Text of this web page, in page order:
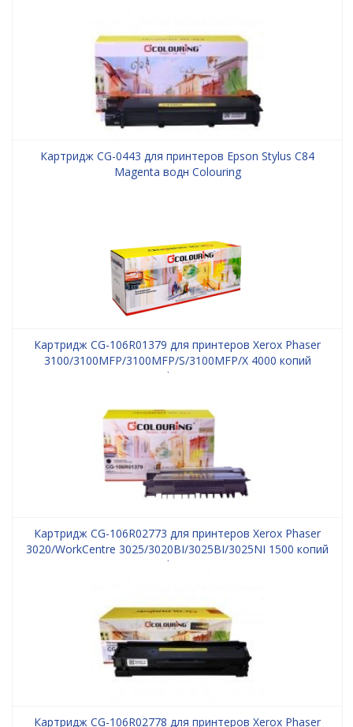
Картридж CG-0443 для принтеров Epson Stylus C84
Magenta водн Colouring
Картридж CG-106R01379 для принтеров Xerox Phaser
3100/3100MFP/3100MFP/S/3100MFP/X 4000 копий
Colouring
Картридж CG-106R02773 для принтеров Xerox Phaser
3020/WorkCentre 3025/3020BI/3025BI/3025NI 1500 копий
Colouring
Картридж CG-106R02778 для принтеров Xerox Phaser